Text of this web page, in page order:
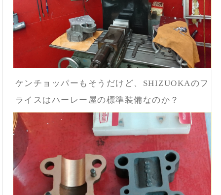
ケンチョッパーもそうだけど、SHIZUOKAのフ
ライスはハーレー屋の標準装備なのか？